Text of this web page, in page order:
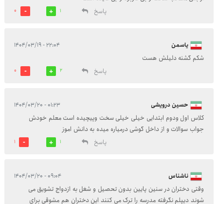
پاسخ
1
0
یاسمن ۲۲:۰۴ - ۱۴۰۴/۰۳/۱۹
شکم گشنه دلیلش هست
پاسخ
2
0
حسین درویشی ۰۱:۲۳ - ۱۴۰۴/۰۳/۲۰
کلاس اول ودوم ابتدایی خیلی خیلی سخت وپیچیده است معلم خودش
جواب سوالات و از داخل گوشی درمیاره میده به دانش اموز
پاسخ
1
1
ناشناس ۰۹:۰۴ - ۱۴۰۴/۰۳/۲۰
وقتی دختران در سنین پایین بدون تحصیل و شغل به ازدواج تشویق می
شوند دیپلم نگرفته مدرسه را ترک می کنند این دختران هم مشوقی برای